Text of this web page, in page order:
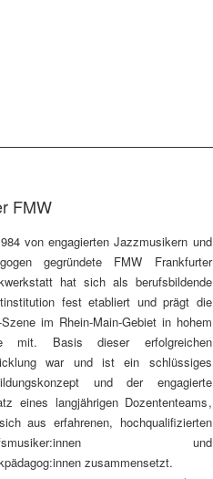
FMW
von engagierten Jazzmusikern und
gegründete FMW Frankfurter
hat sich als berufsbildende
fest etabliert und prägt die
im Rhein-Main-Gebiet in hohem
mit. Basis dieser erfolgreichen
war und ist ein schlüssiges
und der engagierte
eines langjährigen Dozententeams,
aus erfahrenen, hochqualifizierten
und
zusammensetzt.